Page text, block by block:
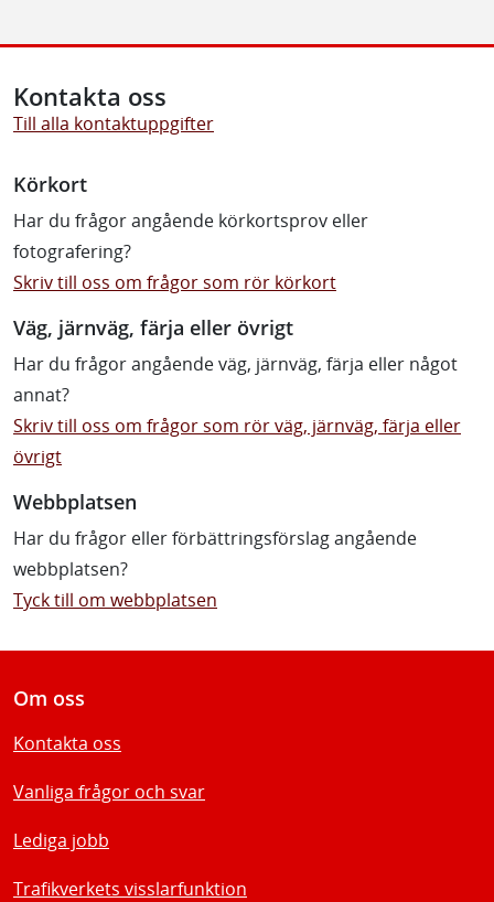
Kontakta oss
Till alla kontaktuppgifter
Körkort
Har du frågor angående körkortsprov eller
fotografering?
Skriv till oss om frågor som rör körkort
Väg, järnväg, färja eller övrigt
Har du frågor angående väg, järnväg, färja eller något
annat?
Skriv till oss om frågor som rör väg, järnväg, färja eller
övrigt
Webbplatsen
Har du frågor eller förbättringsförslag angående
webbplatsen?
Tyck till om webbplatsen
Om oss
Kontakta oss
Vanliga frågor och svar
Lediga jobb
Trafikverkets visslarfunktion